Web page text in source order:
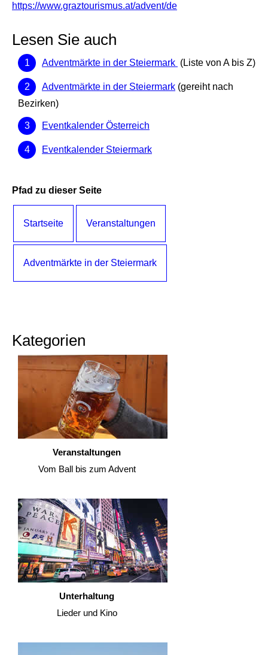
https://www.graztourismus.at/advent/de
Lesen Sie auch
Adventmärkte in der Steiermark (Liste von A bis Z)
Adventmärkte in der Steiermark (gereiht nach
Bezirken)
Eventkalender Österreich
Eventkalender Steiermark
Pfad zu dieser Seite
Startseite Veranstaltungen
Adventmärkte in der Steiermark
Kategorien
Veranstaltungen
Vom Ball bis zum Advent
Unterhaltung
Lieder und Kino